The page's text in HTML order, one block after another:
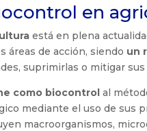
en
está en plena
áreas de acción, siendo un
suprimirlas o mitigar sus
como biocontrol al
mediante el uso de sus
macroorganismos,